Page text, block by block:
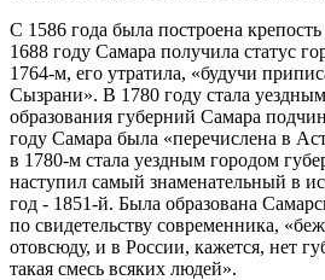
С 1586 года была построена
1688 году Самара получила статус
1764-м, его утратила, «будучи
Сызрани». В 1780 году стала
образования губерний Сама­ра
году Самара была «перечислена в
в 1780-м стала уездным городом
наступил самый зна­менательный в
год - 1851-й. Была образована
по свидетель­ству современника,
отовсю­ду, и в России, кажется, нет
такая смесь всяких людей».